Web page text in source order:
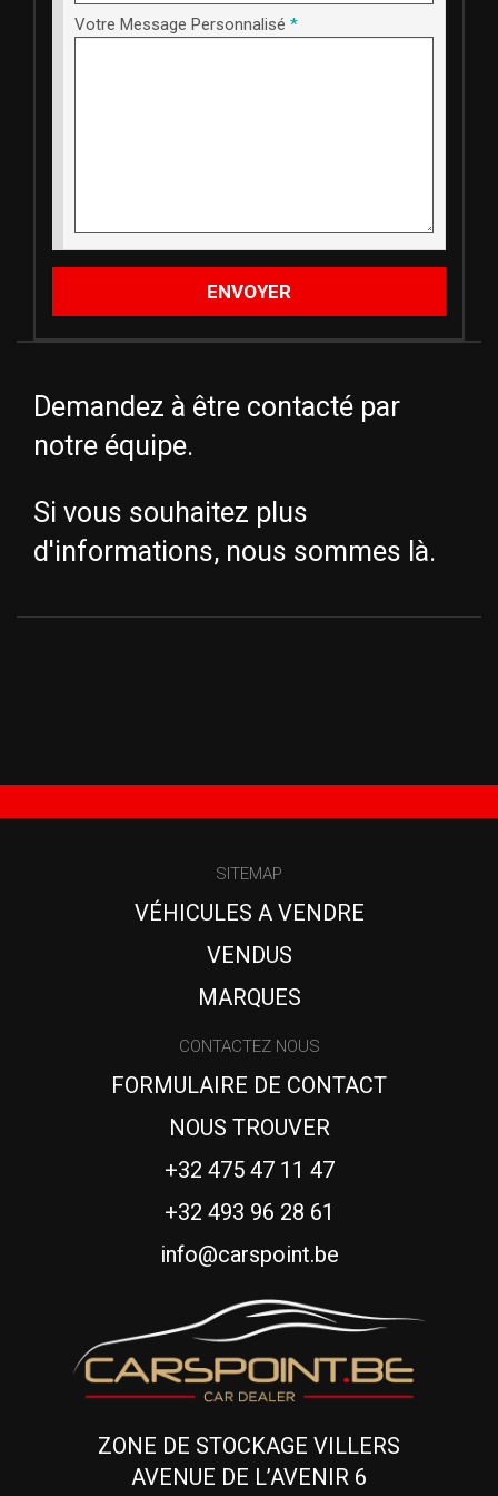
Votre Message Personnalisé *
ENVOYER
Demandez à être contacté par
notre équipe.
Si vous souhaitez plus
d'informations, nous sommes là.
SITEMAP
VÉHICULES A VENDRE
VENDUS
MARQUES
CONTACTEZ NOUS
FORMULAIRE DE CONTACT
NOUS TROUVER
+32 475 47 11 47
+32 493 96 28 61
info@carspoint.be
ZONE DE STOCKAGE VILLERS
AVENUE DE L’AVENIR 6